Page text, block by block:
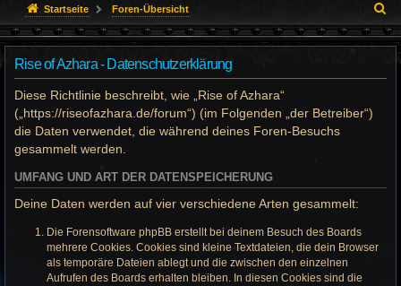
Startseite Foren-Übersicht
u
Rise of Azhara - Datenschutzerklärung
Diese Richtlinie beschreibt, wie „Rise of Azhara“
(„https://riseofazhara.de/forum“) (im Folgenden „der Betreiber“)
die Daten verwendet, die während deines Foren-Besuchs
gesammelt werden.
UMFANG UND ART DER DATENSPEICHERUNG
Deine Daten werden auf vier verschiedene Arten gesammelt:
Die Forensoftware phpBB erstellt bei deinem Besuch des Boards
mehrere Cookies. Cookies sind kleine Textdateien, die dein Browser
als temporäre Dateien ablegt und die zwischen den einzelnen
Aufrufen des Boards erhalten bleiben. In diesen Cookies sind die